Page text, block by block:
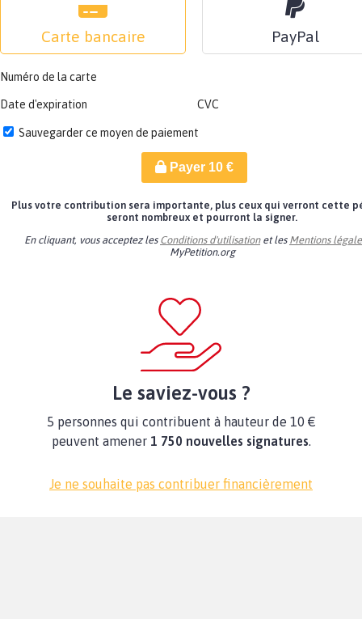
Carte bancaire PayPal
Numéro de la carte
Date d'expiration CVC
Sauvegarder ce moyen de paiement
Payer 10€
Plus votre contribution sera importante, plus ceux qui verront cette
seront nombreux et pourront la signer.
En cliquant, vous acceptez les Conditions d'utilisationet les Mentions
MyPetition.org
Le saviez-vous ?
5 personnes qui contribuent à hauteur de 10 €
peuvent amener 1 750 nouvelles signatures.
Je ne souhaite pas contribuer financièrement